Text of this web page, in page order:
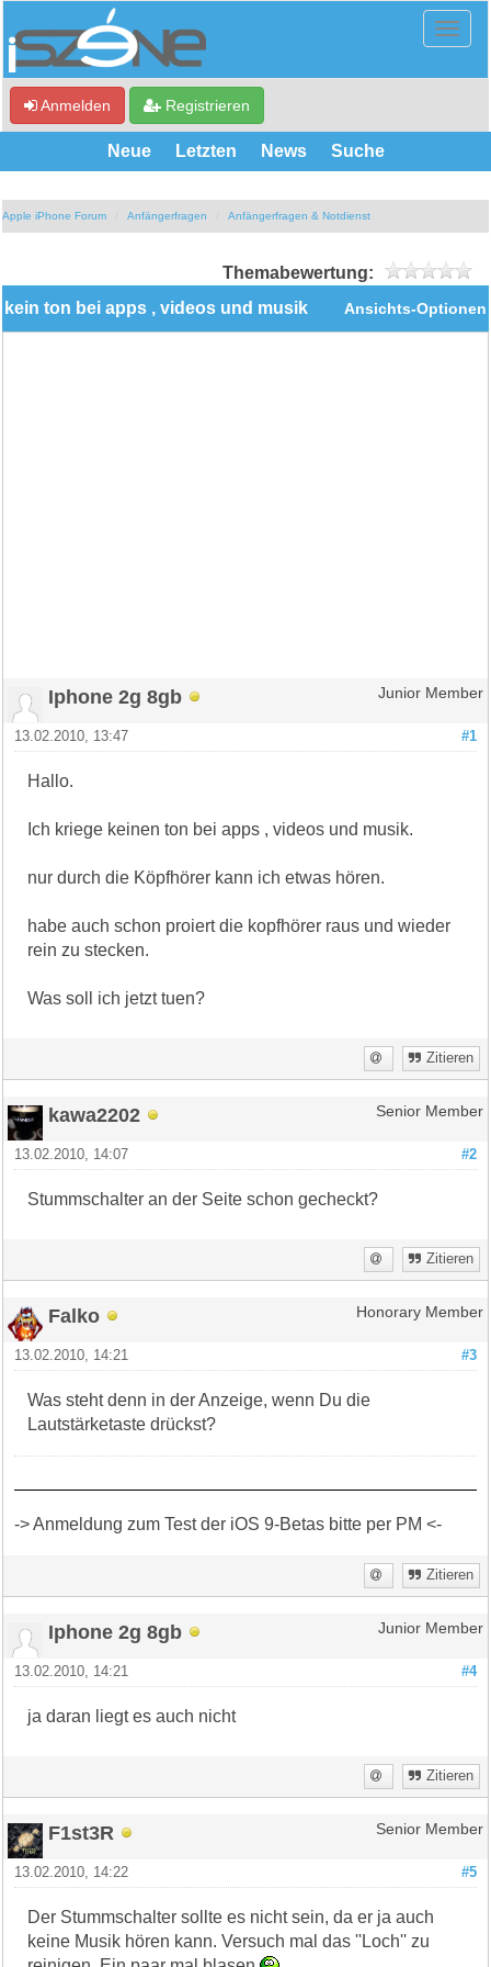
Anmelden Registrieren
Neue Letzten News Suche
Apple iPhone Forum Anfängerfragen Anfängerfragen & Notdienst
Themabewertung:
Ansichts-Optionen
kein ton bei apps , videos und musik
Iphone 2g 8gb Junior Member
#1
13.02.2010, 13:47
Hallo.
Ich kriege keinen ton bei apps , videos und musik.
nur durch die Köpfhörer kann ich etwas hören.
habe auch schon proiert die kopfhörer raus und wieder
rein zu stecken.
Was soll ich jetzt tuen?
Zitieren
kawa2202 Senior Member
#2
13.02.2010, 14:07
Stummschalter an der Seite schon gecheckt?
Zitieren
Falko Honorary Member
#3
13.02.2010, 14:21
Was steht denn in der Anzeige, wenn Du die
Lautstärketaste drückst?
-> Anmeldung zum Test der iOS 9-Betas bitte per PM <-
Zitieren
Iphone 2g 8gb Junior Member
#4
13.02.2010, 14:21
ja daran liegt es auch nicht
Zitieren
F1st3R Senior Member
#5
13.02.2010, 14:22
Der Stummschalter sollte es nicht sein, da er ja auch
keine Musik hören kann. Versuch mal das ''Loch'' zu